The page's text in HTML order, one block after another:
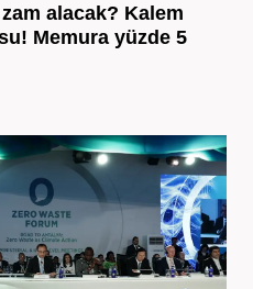
alacak? Kalem
Memura yüzde 5